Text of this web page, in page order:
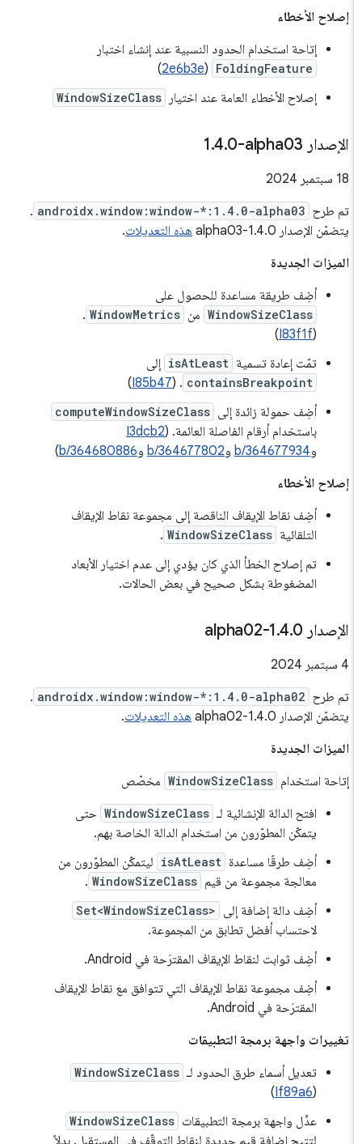
إصلاح الأخطاء
إتاحة استخدام الحدود النسبية عند إنشاء اختبار
FoldingFeature
(
2e6b3e
)
إصلاح الأخطاء العامة عند اختيار
WindowSizeClass
الإصدار ‎1 .4.0-alpha03
‫18 سبتمبر 2024
تم طرح androidx.window:window-*:1.4.0-alpha03
.
يتضمّن الإصدار 1.4.0-alpha03
هذه التعديلات.
الميزات الجديدة
أضِف طريقة مساعدة للحصول على
WindowSizeClass من WindowMetrics
.
I83f1f
)
تمّت إعادة تسمية isAtLeast إلى
containsBreakpoint
. (
I85b47
)
أضِف حمولة زائدة إلى computeWindowSizeClass
باستخدام أرقام الفاصلة العائمة. (I3dcb2
b/364677934و b/364677802و b/364680886
)
إصلاح الأخطاء
أضِف نقاط الإيقاف الناقصة إلى مجموعة نقاط الإيقاف
التلقائية WindowSizeClass
.
تم إصلاح الخطأ الذي كان يؤدي إلى عدم اختيار الأبعاد
المضغوطة بشكل صحيح في بعض الحالات.
الإصدار 1 .4.0-alpha02
تم طرح androidx.window:window-*:1.4.0-alpha02
.
يتضمّن الإصدار 1.4.0-alpha02
هذه التعديلات.
الميزات الجديدة
إتاحة استخدام WindowSizeClass مخصّص
افتح الدالة الإنشائية لـ WindowSizeClass حتى
يتمكّن المطوّرون من استخدام الدالة الخاصة بهم.
أضِف طرقًا مساعدة isAtLeast ليتمكّن المطوّرون من
معالجة مجموعة من قيم WindowSizeClass
.
أضِف دالة إضافة إلى Set<WindowSizeClass>
لاحتساب أفضل تطابق من المجموعة.
أضِف ثوابت لنقاط الإيقاف المقترَحة في Android.
أضِف مجموعة نقاط الإيقاف التي تتوافق مع نقاط الإيقاف
المقترَحة في Android.
تغييرات واجهة برمجة التطبيقات
تعديل أسماء طرق الحدود لـ WindowSizeClass
If89a6
)
عدِّل واجهة برمجة التطبيقات WindowSizeClass
لتتيح إضافة قيم جديدة لنقاط التوقّف في المستقبل. بدلاً